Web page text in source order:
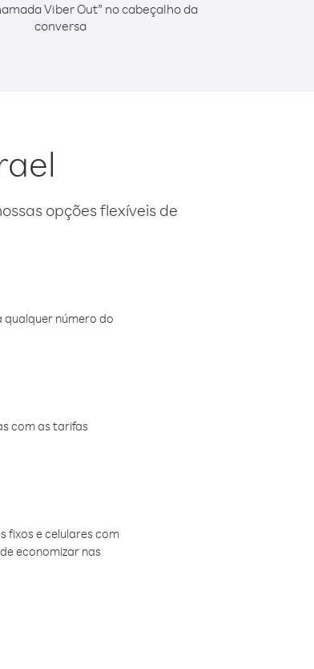
Viber Out” no cabeçalho da
conversa
opções flexíveis de
qualquer número do
com as tarifas
fixos e celulares com
economizar nas